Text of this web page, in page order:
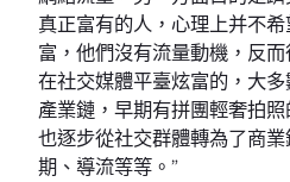
真正富有的人，心理上并不
富，他們沒有流量動機，反
在社交媒體平臺炫富的，大
產業鏈，早期有拼團輕奢拍
也逐步從社交群體轉為了商
期、導流等等。”